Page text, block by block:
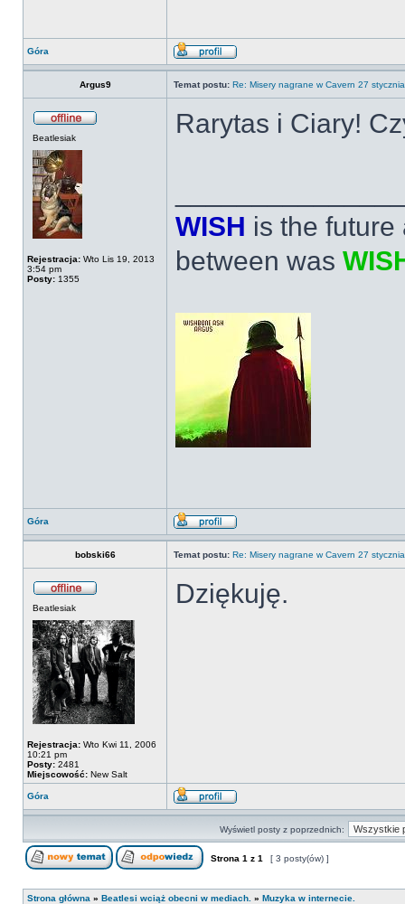
Góra
Argus9 Temat postu: Re: Misery nagrane w Cavern 27
Beatlesiak
Rejestracja: Wto Lis 19, 2013
3:54 pm
Posty: 1355
Rarytas i Ciary!
WISH is the
between was
Góra
bobski66 Temat postu: Re: Misery nagrane w Cavern 27
Beatlesiak
Rejestracja: Wto Kwi 11, 2006
10:21 pm
Posty: 2481
Miejscowość: New Salt
Dziękuję.
Góra
Wyświetl posty z poprzednich:
Strona 1 z 1 [ 3 posty(ów) ]
Strona główna » Beatlesi wciąż obecni w mediach. » Muzyka w internecie.